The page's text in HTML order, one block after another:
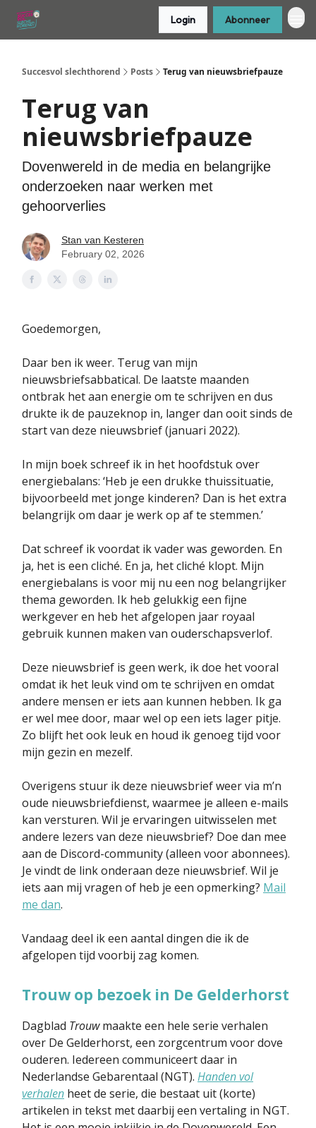
Login Abonneer
Succesvol slechthorend Posts Terug van nieuwsbriefpauze
Terug van
nieuwsbriefpauze
Dovenwereld in de media en belangrijke
onderzoeken naar werken met
gehoorverlies
Stan van Kesteren
February 02, 2026
Goedemorgen,
Daar ben ik weer. Terug van mijn
nieuwsbriefsabbatical. De laatste maanden
ontbrak het aan energie om te schrijven en dus
drukte ik de pauzeknop in, langer dan ooit sinds de
start van deze nieuwsbrief (januari 2022).
In mijn boek schreef ik in het hoofdstuk over
energiebalans: ‘Heb je een drukke thuissituatie,
bijvoorbeeld met jonge kinderen? Dan is het extra
belangrijk om daar je werk op af te stemmen.’
Dat schreef ik voordat ik vader was geworden. En
ja, het is een cliché. En ja, het cliché klopt. Mijn
energiebalans is voor mij nu een nog belangrijker
thema geworden. Ik heb gelukkig een fijne
werkgever en heb het afgelopen jaar royaal
gebruik kunnen maken van ouderschapsverlof.
Deze nieuwsbrief is geen werk, ik doe het vooral
omdat ik het leuk vind om te schrijven en omdat
andere mensen er iets aan kunnen hebben. Ik ga
er wel mee door, maar wel op een iets lager pitje.
Zo blijft het ook leuk en houd ik genoeg tijd voor
mijn gezin en mezelf.
Overigens stuur ik deze nieuwsbrief weer via m’n
oude nieuwsbriefdienst, waarmee je alleen e-mails
kan versturen. Wil je ervaringen uitwisselen met
andere lezers van deze nieuwsbrief? Doe dan mee
aan de Discord-community (alleen voor abonnees).
Je vindt de link onderaan deze nieuwsbrief. Wil je
iets aan mij vragen of heb je een opmerking? Mail
me dan.
Vandaag deel ik een aantal dingen die ik de
afgelopen tijd voorbij zag komen.
Trouw op bezoek in De Gelderhorst
Dagblad Trouwmaakte een hele serie verhalen
over De Gelderhorst, een zorgcentrum voor dove
ouderen. Iedereen communiceert daar in
Nederlandse Gebarentaal (NGT). Handen vol
verhalen heet de serie, die bestaat uit (korte)
artikelen in tekst met daarbij een vertaling in NGT.